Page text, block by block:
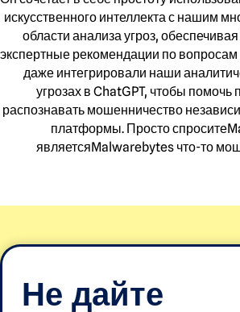
искусственного интеллекта с нашим
области анализа угроз,
экспертные рекомендации по
даже интегрировали наши
угрозах в ChatGPT, чтобы помочь
распознавать мошенничество
платформы. Просто
являетсяMalwarebytes что-то
Не дайте